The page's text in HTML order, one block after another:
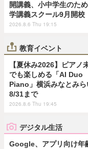
開講義、小中学生のた
学講義スクール9月開校
2026.8.6 Thu 19:15
教育イベント
【夏休み2026】ピアノ
でも楽しめる「AI Duo
Piano」横浜みなとみら
8/31まで
2026.8.6 Thu 19:45
デジタル生活
Google、アプリ向け年